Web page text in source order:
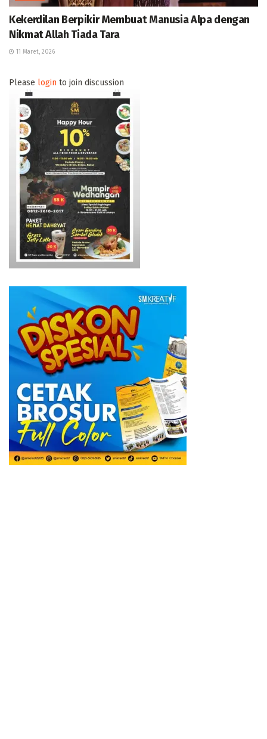
Kekerdilan Berpikir Membuat Manusia Alpa dengan
Nikmat Allah Tiada Tara
11 Maret, 2026
Please login to join discussion